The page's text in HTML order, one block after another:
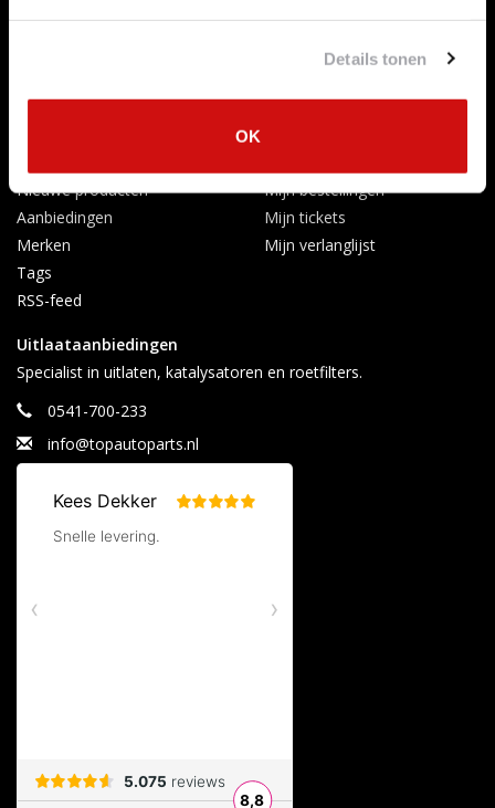
Details tonen
OK
Nieuwe producten
Aanbiedingen
Merken
Tags
RSS-feed
Mijn bestellingen
Mijn tickets
Mijn verlanglijst
Uitlaataanbiedingen
Specialist in uitlaten, katalysatoren en roetfilters.
0541-700-233
info@topautoparts.nl